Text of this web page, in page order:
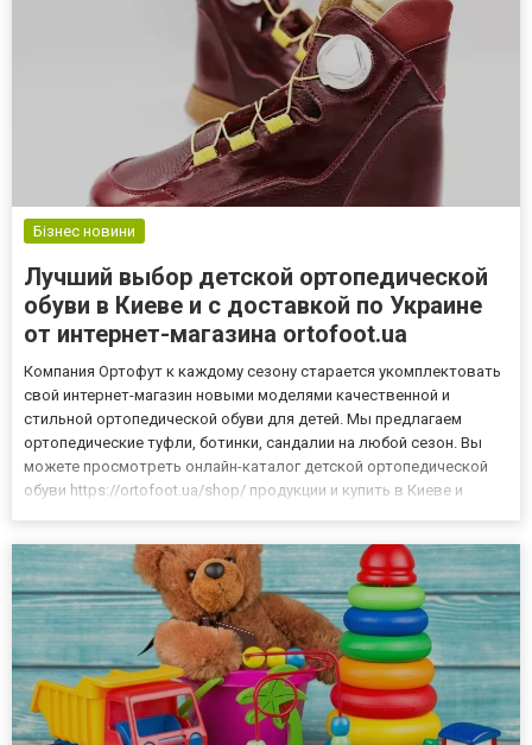
Бізнес новини
Лучший выбор детской ортопедической
обуви в Киеве и с доставкой по Украине
от интернет-магазина ortofoot.ua
Компания Ортофут к каждому сезону старается укомплектовать
свой интернет-магазин новыми моделями качественной и
стильной ортопедической обуви для детей. Мы предлагаем
ортопедические туфли, ботинки, сандалии на любой сезон. Вы
можете просмотреть онлайн-каталог детской ортопедической
обуви https://ortofoot.ua/shop/ продукции и купить в Киеве и